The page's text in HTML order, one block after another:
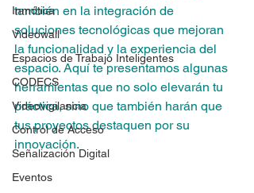
Inmótica
Videowall
Espacios de Trabajo Inteligentes
CODECS
Videovigilancia
Control de Acceso
Señalización Digital
Eventos
también en la integración de
soluciones tecnológicas que mejoran
la funcionalidad y la experiencia del
espacio. Aquí te presentamos algunas
herramientas que no solo elevarán tu
práctica, sino que también harán que
tus proyectos destaquen por su
innovación.